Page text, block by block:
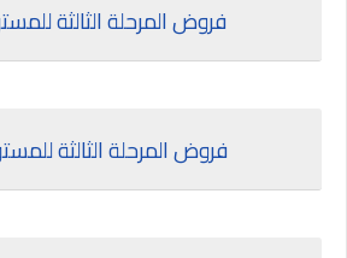
فروض المرحلة الثالثة
فروض المرحلة الثالثة